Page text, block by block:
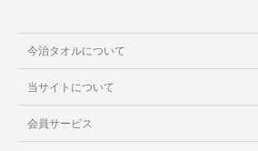
今治タオルについて
当サイトについて
会員サービス